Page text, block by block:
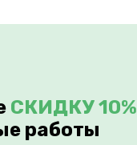
СКИДКУ 10%
работы